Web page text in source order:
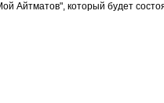
Айтматов", который будет